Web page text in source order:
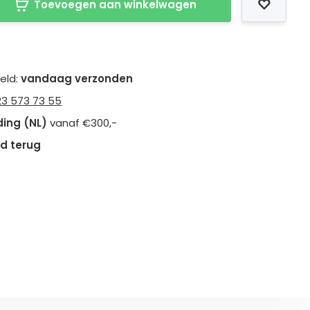
Toevoegen aan winkelwagen
vandaag verzonden
573 73 55
(NL) vanaf €300,-
terug